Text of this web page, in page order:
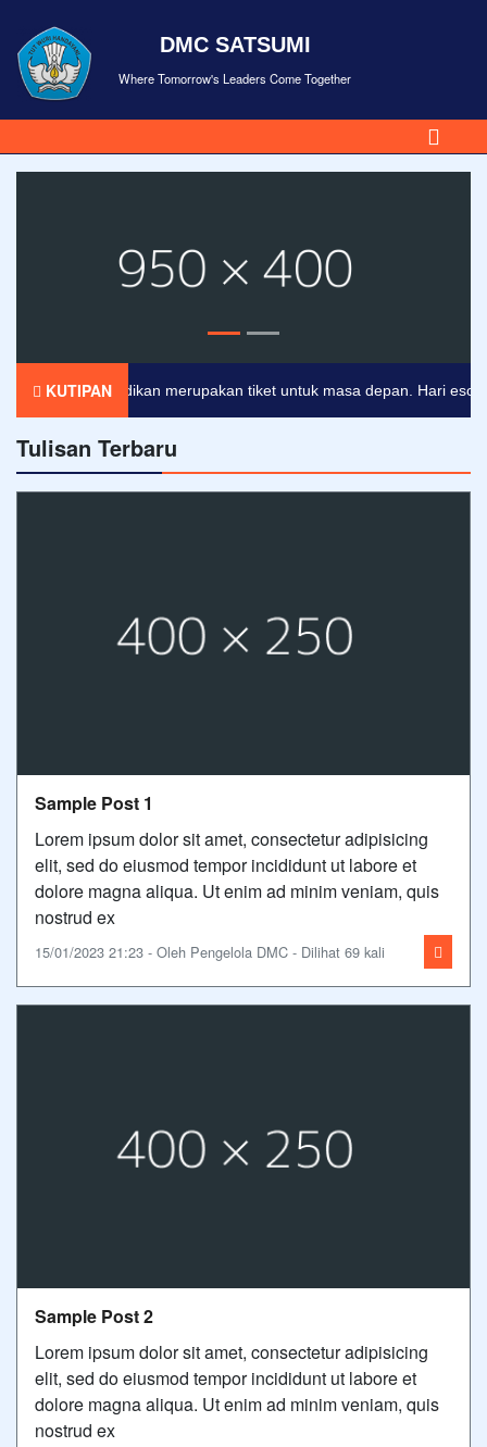
DMC SATSUMI
Where Tomorrow's Leaders Come Together
KUTIPAN
Pendidikan merupakan tiket untuk masa depan. Hari esok
Tulisan Terbaru
Sample Post 1
Lorem ipsum dolor sit amet, consectetur adipisicing
elit, sed do eiusmod tempor incididunt ut labore et
dolore magna aliqua. Ut enim ad minim veniam, quis
nostrud ex
15/01/2023 21:23 - Oleh Pengelola DMC - Dilihat 69 kali
Sample Post 2
Lorem ipsum dolor sit amet, consectetur adipisicing
elit, sed do eiusmod tempor incididunt ut labore et
dolore magna aliqua. Ut enim ad minim veniam, quis
nostrud ex